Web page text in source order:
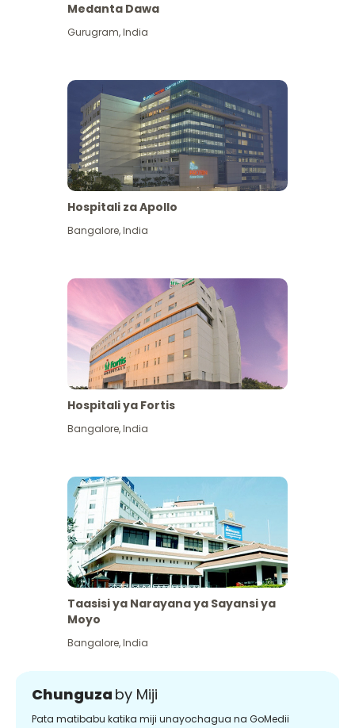
Medanta Dawa
Gurugram,India
Hospitali za Apollo
Bangalore,India
Hospitali ya Fortis
Bangalore,India
Taasisi ya Narayana ya Sayansi ya
Moyo
Bangalore,India
Chunguza by Miji
Pata matibabu katika miji unayochagua na GoMedii